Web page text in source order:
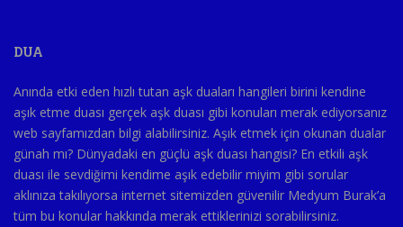
DUA
Anında etki eden hızlı tutan aşk duaları hangileri birini kendine
aşık etme duası gerçek aşk duası gibi konuları merak ediyorsanız
web sayfamızdan bilgi alabilirsiniz. Aşık etmek için okunan dualar
günah mı? Dünyadaki en güçlü aşk duası hangisi? En etkili aşk
duası ile sevdiğimi kendime aşık edebilir miyim gibi sorular
aklınıza takılıyorsa internet sitemizden güvenilir Medyum Burak’a
tüm bu konular hakkında merak ettiklerinizi sorabilirsiniz.